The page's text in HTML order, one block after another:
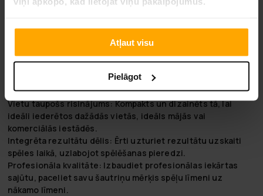
Atļaut visu
Pielāgot
Ietver iebūvētu rezultātu dēli vieglai
rezultātu uzskaitīšanai un plašu skapi šautriņu
glabāšanai.
Kāpēc izvēlēties React Šautriņu Mērķa Skapi:
Vietu taupošs risinājums:Kompakts un dizainēts tā, lai
ideāli iederētos dažādās vietās, ideāls mājās vai
komerciālās iestādēs.
Integrēta rezultātu dēlis: Ērti uzturiet rezultātu uzskaiti
spēles laikā, uzlabojot spēlēšanas pieredzi.
Profesionāla kvalitāte: Izbaudiet profesionālas iekārtas
sajūtu, paceliet savu šautriņu mērķis spēļu līmeni uz
nākamo līmeni.